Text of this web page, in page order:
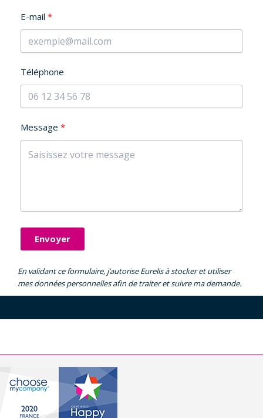
E-mail
Téléphone
Message
Envoyer
En validant ce formulaire, j’autorise Eurelis à stocker et utiliser
mes données personnelles afin de traiter et suivre ma demande.